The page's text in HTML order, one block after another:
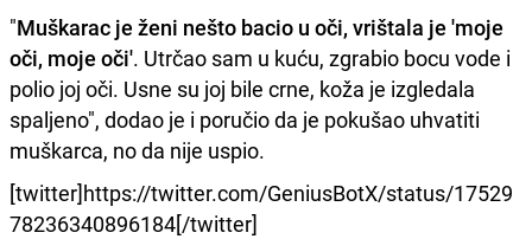
"Muškarac je ženi nešto bacio u oči, vrištala je 'moje
oči, moje oči'. Utrčao sam u kuću, zgrabio bocu vode i
polio joj oči. Usne su joj bile crne, koža je izgledala
spaljeno", dodao je i poručio da je pokušao uhvatiti
muškarca, no da nije uspio.
[twitter]https://twitter.com/GeniusBotX/status/17529
78236340896184[/twitter]